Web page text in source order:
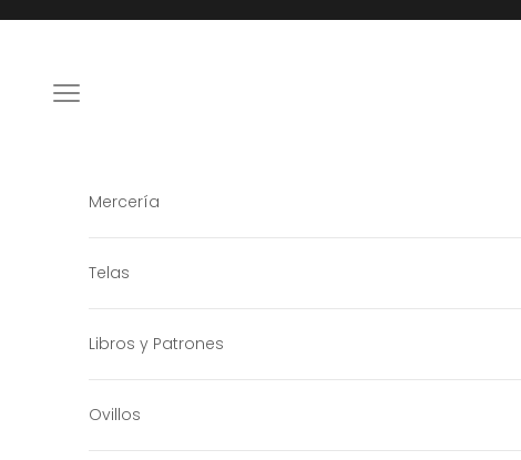
Menú
Mercería
Telas
Libros y Patrones
Ovillos